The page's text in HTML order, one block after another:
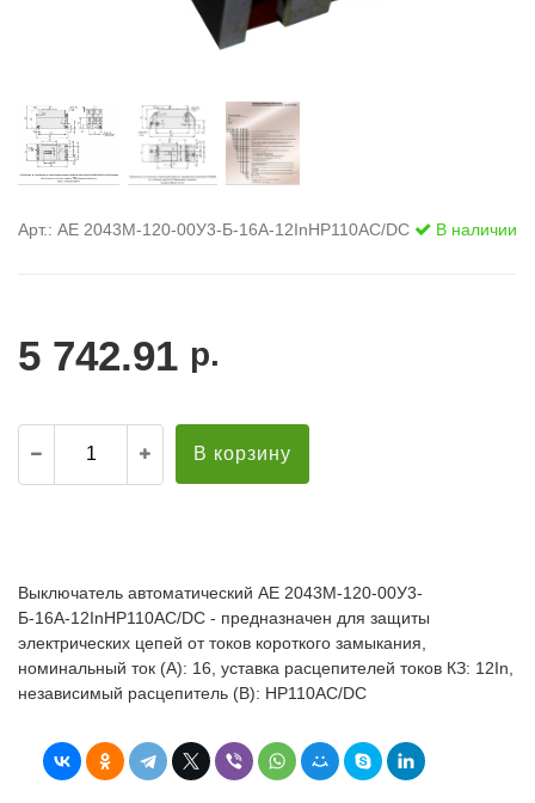
Арт.: АЕ 2043М-120-00У3-Б-16А-12InНР110AC/DC В наличии
5 742.91 р.
В корзину
Выключатель автоматический АЕ 2043М-120-00У3-
Б-16А-12InНР110AC/DC - предназначен для защиты
электрических цепей от токов короткого замыкания,
номинальный ток (А): 16, уставка расцепителей токов КЗ: 12In,
независимый расцепитель (В): НР110AC/DC